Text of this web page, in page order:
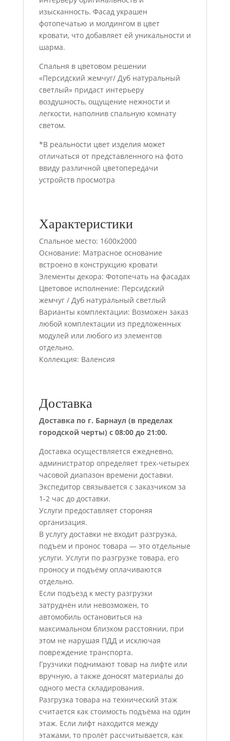
изысканность. Фасад украшен
фотопечатью и молдингом в цвет
кровати, что добавляет ей уникальности и
шарма.
Спальня в цветовом решении
«Персидский жемчуг/ Дуб натуральный
светлый» придаст интерьеру
воздушность, ощущение нежности и
легкости, наполнив спальную комнату
светом.
*В реальности цвет изделия может
отличаться от представленного на фото
ввиду различной цветопередачи
устройств просмотра
Характеристики
Спальное место: 1600х2000
Основание: Матрасное основание
встроено в конструкцию кровати
Элементы декора: Фотопечать на фасадах
Цветовое исполнение: Персидский
жемчуг / Дуб натуральный светлый
Варианты комплектации: Возможен заказ
любой комплектации из предложенных
модулей или любого из элементов
отдельно.
Коллекция: Валенсия
Доставка
Доставка по г. Барнаул (в пределах
городской черты) с 08:00 до 21:00.
Доставка осуществляется ежедневно,
администратор определяет трех-четырех
часовой диапазон времени доставки.
Экспедитор связывается с заказчиком за
1-2 час до доставки.
Услуги предоставляет стороняя
организация.
В услугу доставки не входит разгрузка,
подъем и пронос товара — это отдельные
услуги. Услуги по разгрузке товара, его
проносу и подъёму оплачиваются
отдельно.
Если подъезд к месту разгрузки
затруднён или невозможен, то
автомобиль остановиться на
максимальном близком расстоянии, при
этом не нарушая ПДД и исключая
повреждение транспорта.
Грузчики поднимают товар на лифте или
вручную, а также доносят материалы до
одного места складирования.
Разгрузка товара на технический этаж
считается как стоимость подъёма на один
этаж. Если лифт находится между
этажами, то пролёт рассчитывается, как